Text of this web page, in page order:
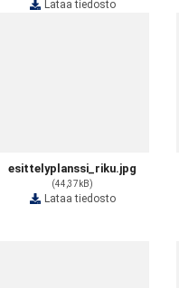
Lataa tiedosto
esittelyplanssi_riku.jpg
(44,37kB)
Lataa tiedosto